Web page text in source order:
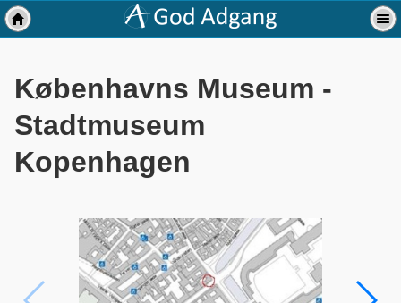
Københavns Museum -
Stadtmuseum
Kopenhagen